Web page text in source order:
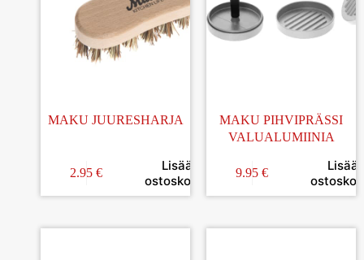
MAKU JUURESHARJA
2.95 €
Lisää
ostoskoriin
MAKU PIHVIPRÄSSI
VALUALUMIINIA
9.95 €
Lisää